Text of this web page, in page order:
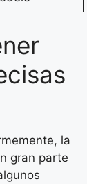
la
gran parte